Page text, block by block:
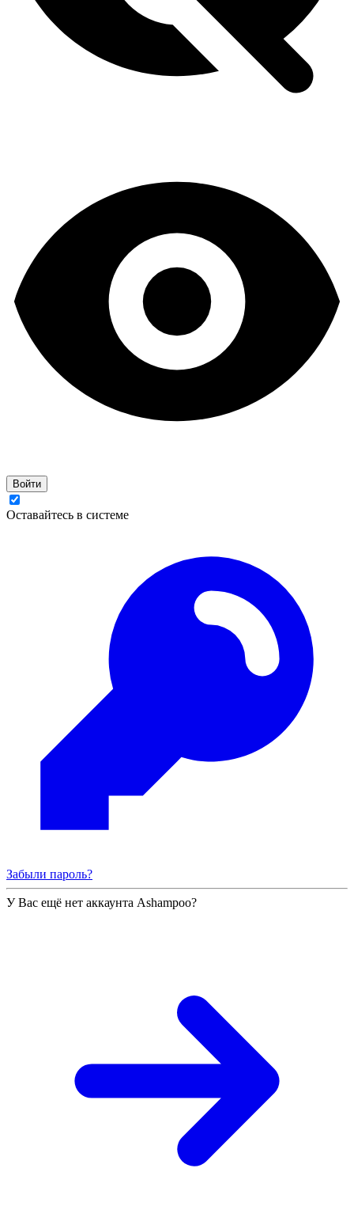
Войти
Оставайтесь в системе
Забыли пароль?
У Вас ещё нет аккаунта Ashampoo?